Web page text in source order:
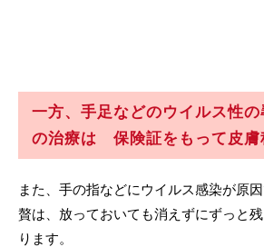
一方、手足などのウイルス性
の治療は 保険証をもって皮膚
また、手の指などにウイルス感染が原
贅は、放っておいても消えずにずっと
ります。